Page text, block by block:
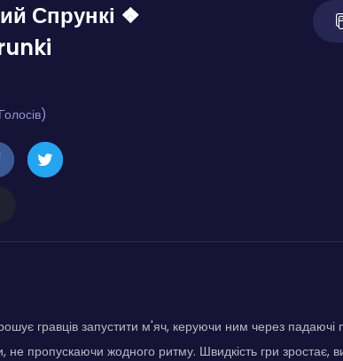
Спрункі ❖
гравців запустити м'яч, керуючи ним через
не пропускаючи жодного ритму. Швидкість гри зростає,